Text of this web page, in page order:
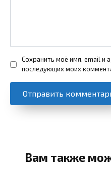
Сохранить моё имя, email и
последующих моих
Вам также